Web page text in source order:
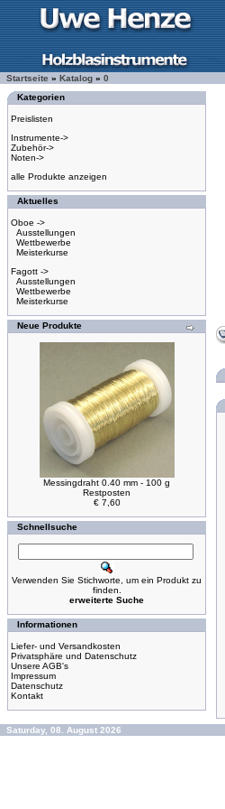
Startseite » Katalog » 0
Kategorien
Preislisten
Instrumente->
Zubehör->
Noten->
alle Produkte anzeigen
Aktuelles
Oboe ->
Ausstellungen
Wettbewerbe
Meisterkurse
Fagott ->
Ausstellungen
Wettbewerbe
Meisterkurse
Neue Produkte
Messingdraht 0.40 mm - 100 g
Restposten
€ 7,60
Schnellsuche
Verwenden Sie Stichworte, um ein Produkt zu
finden.
erweiterte Suche
Informationen
Liefer- und Versandkosten
Privatsphäre und Datenschutz
Unsere AGB's
Impressum
Datenschutz
Kontakt
Saturday, 08. August 2026